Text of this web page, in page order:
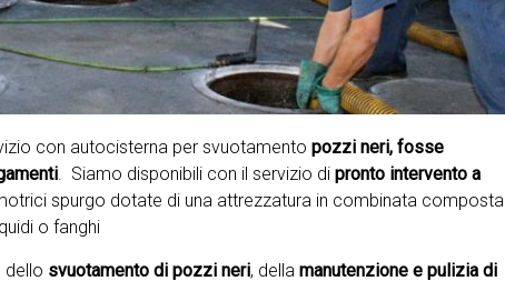
con autocisterna per svuotamento pozzi neri, fosse
. Siamo disponibili con il servizio di pronto intervento a
spurgo dotate di una attrezzatura in combinata composta
o fanghi
dello svuotamento di pozzi neri, della manutenzione e pulizia di